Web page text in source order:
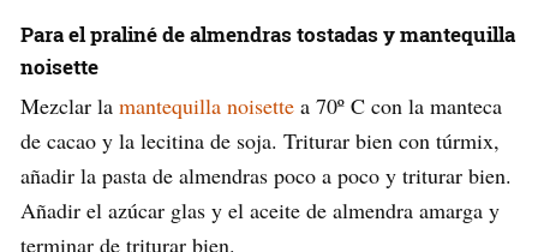
Para el praliné de almendras tostadas y mantequilla
noisette
Mezclar la mantequilla noisette a 70º C con la manteca
de cacao y la lecitina de soja. Triturar bien con túrmix,
añadir la pasta de almendras poco a poco y triturar bien.
Añadir el azúcar glas y el aceite de almendra amarga y
terminar de triturar bien.